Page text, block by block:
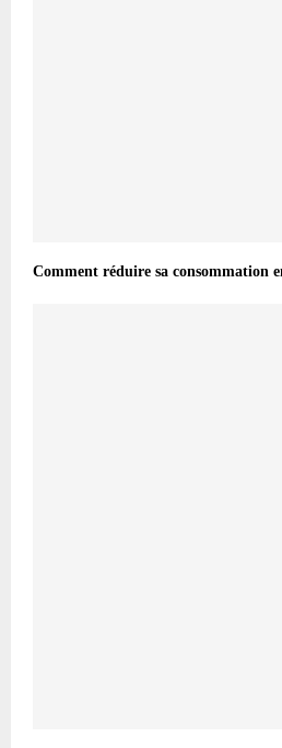
Comment réduire sa consommation